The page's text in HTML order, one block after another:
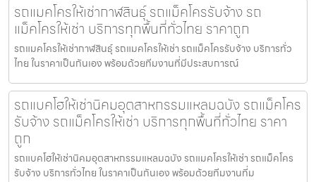
รถแมคโครให้เช่ากาฬสินธุ์ รถแม็คโครรับจ้าง รถ
แม็คโครให้เช่า บริการทุกพื้นที่ทั่วไทย ราคาถูก
รถแมคโครให้เช่ากาฬสินธุ์ รถแมคโครให้เช่า รถแม็คโครรับจ้าง บริการทั่ว
ไทย ในราคาเป็นกันเอง พร้อมด้วยทีมงานที่มีประสบการณ์
รถแบคโฮให้เช่านิคมอุตสาหกรรมแหลมฉบัง รถแม็คโคร
รับจ้าง รถแม็คโครให้เช่า บริการทุกพื้นที่ทั่วไทย ราคา
ถูก
รถแบคโฮให้เช่านิคมอุตสาหกรรมแหลมฉบัง รถแมคโครให้เช่า รถแม็คโคร
รับจ้าง บริการทั่วไทย ในราคาเป็นกันเอง พร้อมด้วยทีมงานที่ม